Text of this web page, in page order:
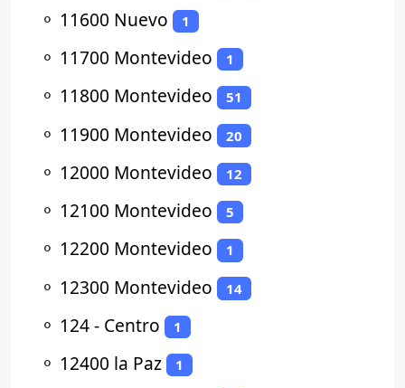
⚬ 11600 Nuevo 1
⚬ 11700 Montevideo 1
⚬ 11800 Montevideo 51
⚬ 11900 Montevideo 20
⚬ 12000 Montevideo 12
⚬ 12100 Montevideo 5
⚬ 12200 Montevideo 1
⚬ 12300 Montevideo 14
⚬ 124 - Centro 1
⚬ 12400 la Paz 1